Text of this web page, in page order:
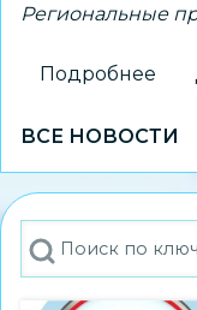
Региональные
Подробнее
стал
ВСЕ НОВОСТИ
Поиск